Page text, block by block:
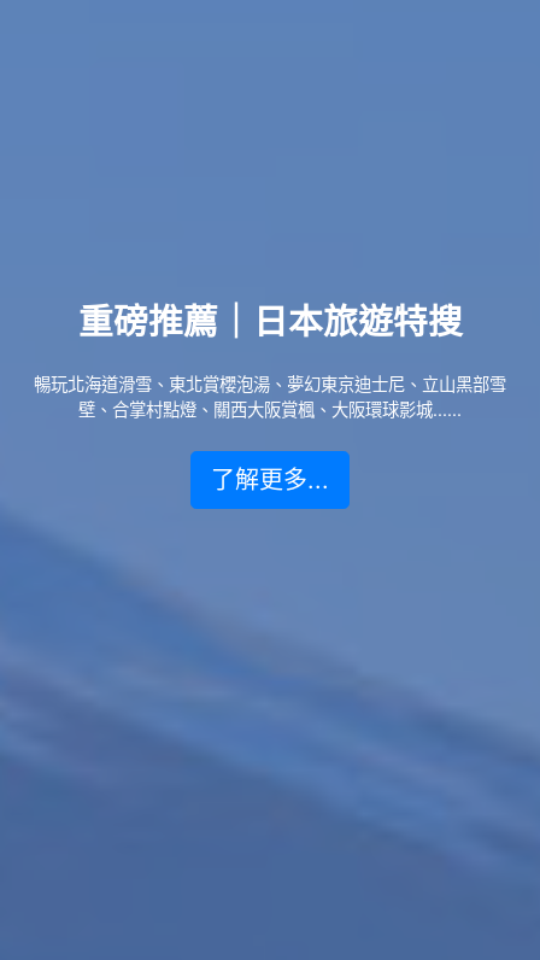
重磅推薦｜日本旅遊特搜
暢玩北海道滑雪、東北賞櫻泡湯、夢幻東京迪士尼、立山黑部雪
壁、合掌村點燈、關西大阪賞楓、大阪環球影城......
了解更多...